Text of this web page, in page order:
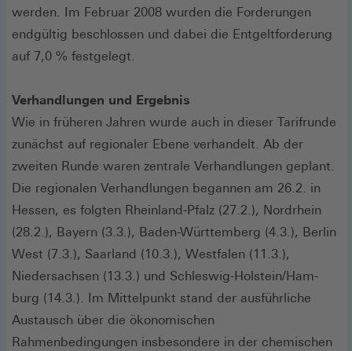
werden. Im Februar 2008 wurden die Forderungen
endgültig beschlossen und dabei die Entgeltforderung
auf 7,0 % festgelegt.
Verhandlungen und Ergebnis
Wie in früheren Jahren wurde auch in dieser Tarifrunde
zunächst auf regionaler Ebene verhandelt. Ab der
zweiten Runde waren zentrale Verhandlungen geplant.
Die regionalen Verhandlungen begannen am 26.2. in
Hessen, es folgten Rheinland-Pfalz (27.2.), Nordrhein
(28.2.), Bayern (3.3.), Baden-Württemberg (4.3.), Berlin
West (7.3.), Saarland (10.3.), Westfalen (11.3.),
Niedersachsen (13.3.) und Schleswig-Holstein/Ham-
burg (14.3.). Im Mittelpunkt stand der ausführliche
Austausch über die ökonomischen
Rahmenbedingungen insbesondere in der chemischen